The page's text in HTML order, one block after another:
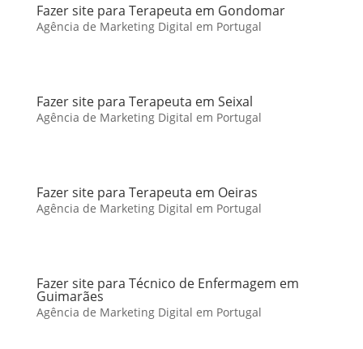
Fazer site para Terapeuta em Gondomar
Agência de Marketing Digital em Portugal
Fazer site para Terapeuta em Seixal
Agência de Marketing Digital em Portugal
Fazer site para Terapeuta em Oeiras
Agência de Marketing Digital em Portugal
Fazer site para Técnico de Enfermagem em
Guimarães
Agência de Marketing Digital em Portugal